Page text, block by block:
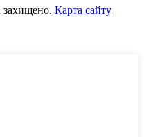
захищено. Карта сайту